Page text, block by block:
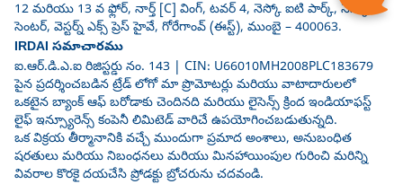
12 మరియు 13 వ ఫ్లోర్, నార్త్ [C] వింగ్, టవర్ 4, నెస్కో ఐటి పార్క్, నెస్కో
సెంటర్, వెస్టర్న్ ఎక్స్ ప్రెస్ హైవే, గోరేగాంవ్ (ఈస్ట్), ముంబై – 400063.
IRDAI సమాచారము
ఐ.ఆర్.డి.ఎ.ఐ రిజిస్టర్డు నం. 143 | CIN: U66010MH2008PLC183679
పైన ప్రదర్శించబడిన ట్రేడ్ లోగో మా ప్రొమోటర్లు మరియు వాటాదారులలో
ఒకటైన బ్యాంక్ ఆఫ్ బరోడాకు చెందినది మరియు లైసెన్స్ క్రింద ఇండియాఫస్ట్
లైఫ్ ఇన్స్యూరెన్స్ కంపెనీ లిమిటెడ్ వారిచే ఉపయోగించబడుతున్నది.
ఒక విక్రయ తీర్మానానికి వచ్చే ముందుగా ప్రమాద అంశాలు, అనుబంధిత
షరతులు మరియు నిబంధనలు మరియు మినహాయింపుల గురించి మరిన్ని
వివరాల కొరకై దయచేసి ప్రోడక్టు బ్రోచరును చదవండి.